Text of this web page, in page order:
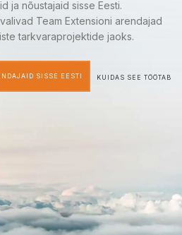
ja nõustajaid sisse Eesti.
Team Extensioni arendajad
tarkvaraprojektide jaoks.
SISSE EESTI KUIDAS SEE TÖÖTAB